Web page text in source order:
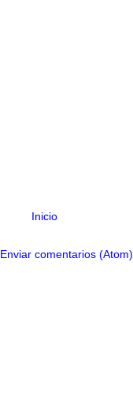
Inicio
Enviar comentarios (Atom)